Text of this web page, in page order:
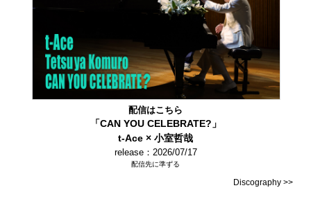
配信はこちら
「CAN YOU CELEBRATE?」
t-Ace × 小室哲哉
release：2026/07/17
配信先に準ずる
Discography >>